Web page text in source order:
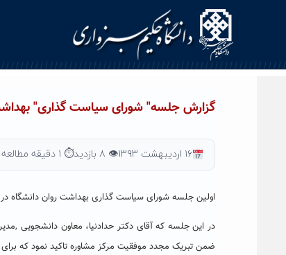
گزارش جلسه" شورای سیاست گذاری"
۱۶ اردیبهشت ۱۳۹۳ 👁 ۸ بازدید ⏱ ۱ دقیقه مطالعه
اولین جلسه شورای سیاست گذاری بهداشت روان دانشگاه در تاریخ ۱۶/۲/۹۳ در سالن کنفرانس سازمان مرکزی
در این جلسه که آقای دکتر حدادنیا، معاون دانشجویی
ضمن تبریک مجدد موفقیت مرکز مشاوره تاکید نمود که